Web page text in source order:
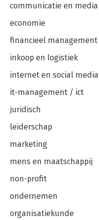
communicatie en media
economie
financieel management
inkoop en logistiek
internet en social media
it-management / ict
juridisch
leiderschap
marketing
mens en maatschappij
non-profit
ondernemen
organisatiekunde